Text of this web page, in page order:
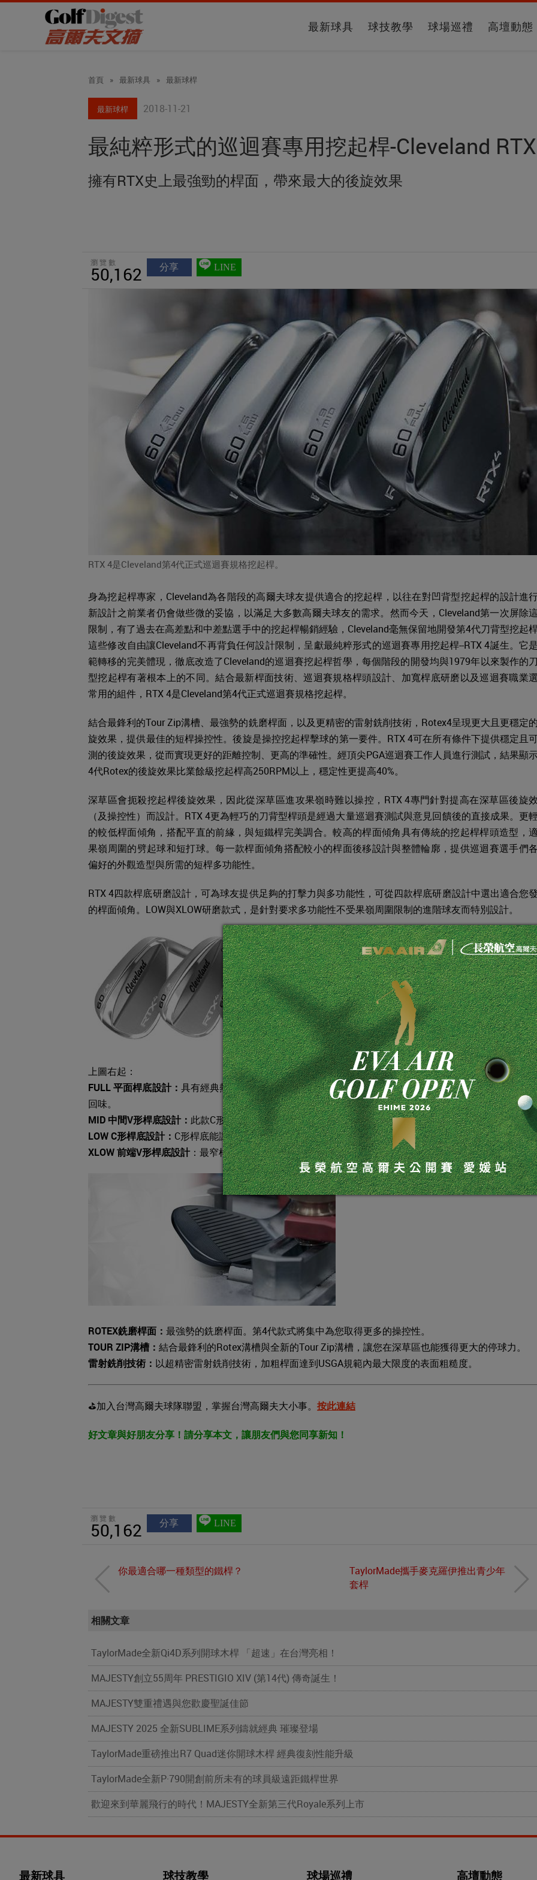
最新球具 球技教學 球場巡禮 高壇動態
首頁 » 最新球具 » 最新球桿
最新球桿 2018-11-21
最純粹形式的巡迴賽專用挖起桿-Cleveland
擁有RTX史上最強勁的桿面，帶來最大的後旋效果
瀏覽數
50,162 分享 LINE
RTX 4是Cleveland第4代正式巡迴賽規格挖起桿。
身為挖起桿專家，Cleveland為各階段的高爾夫球友提供適合的挖起桿，以往在對凹背型挖起桿的設計進
新設計之前業者仍會做些微的妥協，以滿足大多數高爾夫球友的需求。然而今天，Cleveland第一次屏除
限制，有了過去在高差點和中差點選手中的挖起桿暢銷經驗，Cleveland毫無保留地開發第4代刀背型挖起
這些修改自由讓Cleveland不再背負任何設計限制，呈獻最純粹形式的巡迴賽專用挖起桿--RTX 4誕生。它
範轉移的完美體現，徹底改造了Cleveland的巡迴賽挖起桿哲學，每個階段的開發均與1979年以來製作的
型挖起桿有著根本上的不同。結合最新桿面技術、巡迴賽規格桿頭設計、加寬桿底研磨以及巡迴賽職業
常用的組件，RTX 4是Cleveland第4代正式巡迴賽規格挖起桿。
結合最鋒利的Tour Zip溝槽、最強勢的銑磨桿面，以及更精密的雷射銑削技術，Rotex4呈現更大且更穩定
旋效果，提供最佳的短桿操控性。後旋是操控挖起桿擊球的第一要件。RTX 4可在所有條件下提供穩定且
測的後旋效果，從而實現更好的距離控制、更高的準確性。經頂尖PGA巡迴賽工作人員進行測試，結果顯
4代Rotex的後旋效果比業餘級挖起桿高250RPM以上，穩定性更提高40%。
深草區會扼殺挖起桿後旋效果，因此從深草區進攻果嶺時難以操控，RTX 4專門針對提高在深草區後旋
（及操控性）而設計。RTX 4更為輕巧的刀背型桿頭是經過大量巡迴賽測試與意見回饋後的直接成果。更
的較低桿面傾角，搭配平直的前緣，與短鐵桿完美調合。較高的桿面傾角具有傳統的挖起桿桿頭造型，
果嶺周圍的劈起球和短打球。每一款桿面傾角搭配較小的桿面後移設計與整體輪廓，提供巡迴賽選手們
偏好的外觀造型與所需的短桿多功能性。
RTX 4四款桿底研磨設計，可為球友提供足夠的打擊力與多功能性，可從四款桿底研磨設計中選出適合您
的桿面傾角。LOW與XLOW研磨款式，是針對要求多功能性不受果嶺周圍限制的進階球友而特別設計。
上圖右起：
FULL 平面桿底設計： 具有經典熱門的傳統中度反彈角，俐落的劈起球和穩定的全力擊球性能表現將令您
回味。
MID 中間V形桿底設計： 此款C形桿底可在擊球時平順滑過草皮，其後緣輪廓能維持開放桿面的低前緣。
LOW C形桿底設計： C形桿底能讓桿跟和桿趾釋放至能滿足於您的功能性。
XLOW 前端V形桿底設計：最窄桿底設計的挖起桿，是淺桿底角和以最大開放桿面擊球的完美選擇。
ROTEX銑磨桿面： 最強勢的銑磨桿面。第4代款式將集中為您取得更多的操控性。
TOUR ZIP溝槽： 結合最鋒利的Rotex溝槽與全新的Tour Zip溝槽，讓您在深草區也能獲得更大的停球力。
雷射銑削技術： 以超精密雷射銑削技術，加粗桿面達到USGA規範內最大限度的表面粗糙度。
⛳️加入台灣高爾夫球隊聯盟，掌握台灣高爾夫大小事。 按此連結
好文章與好朋友分享！請分享本文，讓朋友們與您同享新知！
瀏覽數
50,162 分享 LINE
你最適合哪一種類型的鐵桿？
TaylorMade攜手麥克羅伊推出青少年
套桿
相關文章
TaylorMade全新Qi4D系列開球木桿 「超速」在台灣亮相！
MAJESTY創立55周年 PRESTIGIO XIV (第14代) 傳奇誕生！
MAJESTY雙重禮遇與您歡慶聖誕佳節
MAJESTY 2025 全新SUBLIME系列鑄就經典 璀璨登場
TaylorMade重磅推出R7 Quad迷你開球木桿 經典復刻性能升級
TaylorMade全新P·790開創前所未有的球員級遠距鐵桿世界
歡迎來到華麗飛行的時代！MAJESTY全新第三代Royale系列上市
最新球具 球技教學 球場巡禮 高壇動態